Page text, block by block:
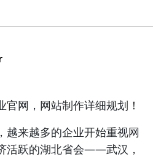
网，网站制作详细规划！
越来越多的企业开始重视网
活跃的湖北省会——武汉，